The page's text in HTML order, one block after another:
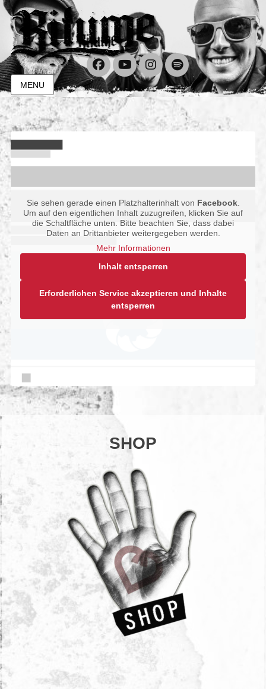
MENU
Facebook
YouTube
Instagram
Spotify
Sie sehen gerade einen Platzhalterinhalt von Facebook.
Um auf den eigentlichen Inhalt zuzugreifen, klicken Sie auf
die Schaltfläche unten. Bitte beachten Sie, dass dabei
Daten an Drittanbieter weitergegeben werden.
Mehr Informationen
Inhalt entsperren
Erforderlichen Service akzeptieren und Inhalte
entsperren
SHOP